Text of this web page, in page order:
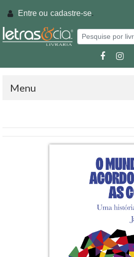
Entre ou cadastre-se.
Menu